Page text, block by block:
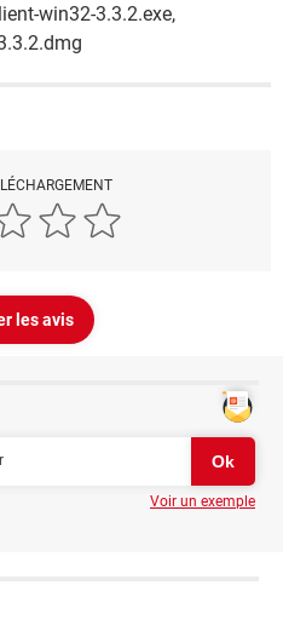
win32-3.3.2.exe,
les avis
Voir un exemple